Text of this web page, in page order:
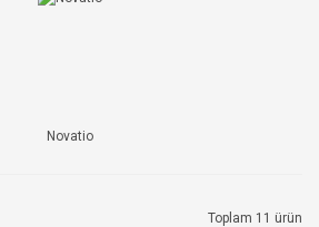
Novatio
Toplam 11 ürün